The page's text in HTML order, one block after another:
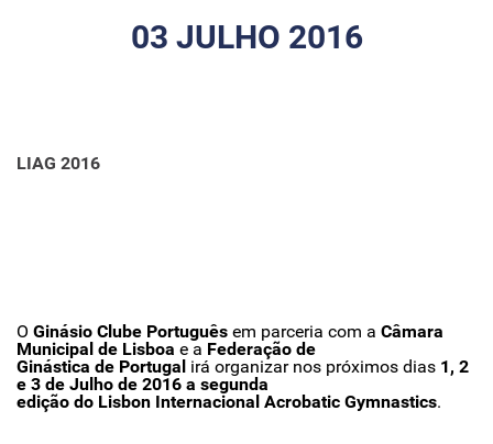
03 JULHO 2016
LIAG 2016
O Ginásio Clube Português em parceria com a Câmara
Municipal de Lisboa e a Federação de
Ginástica de Portugal irá organizar nos próximos dias 1, 2
e 3 de Julho de 2016 a segunda
edição do Lisbon Internacional Acrobatic Gymnastics.